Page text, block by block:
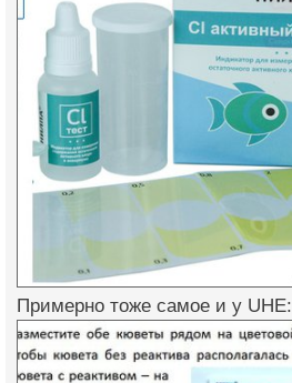
Примерно тоже самое и у UHE: